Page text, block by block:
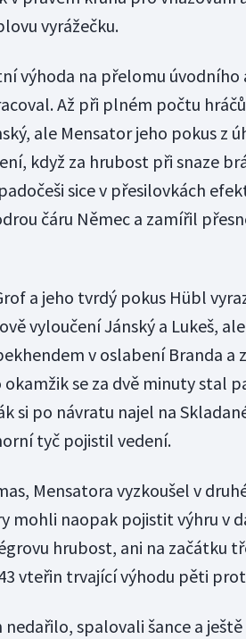
vyrážečku.
výhoda na přelomu úvodního
Až při plném počtu
ale Mensator jeho pokus z
když za hrubost při snaze
sice v přesilovkách
čáru Němec a zamířil
a jeho tvrdý pokus Hübl
vyloučení Jánský a Lukeš,
v oslabení Branda a
se za dvě minuty stal
si po návratu najel na
tyč pojistil vedení.
Mensatora vyzkoušel v
mohli naopak pojistit výhru v
hrubost, ani na začátku
vteřin trvající výhodu pěti
spalovali šance a